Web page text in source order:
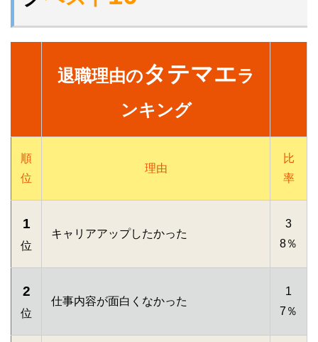
退職理由のタテマエラ
ンキング
順
位
理由
比
率
1
位
キャリアアップしたかった
3
8％
2
位
仕事内容が面白くなかった
1
7％